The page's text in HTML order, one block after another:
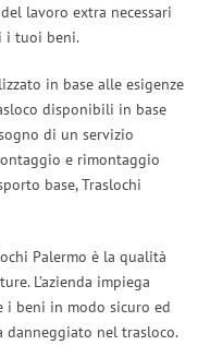
lavoro extra necessari
i tuoi beni.
in base alle esigenze
disponibili in base
di un servizio
e rimontaggio
base, Traslochi
Palermo è la qualità
L’azienda impiega
beni in modo sicuro ed
danneggiato nel trasloco.